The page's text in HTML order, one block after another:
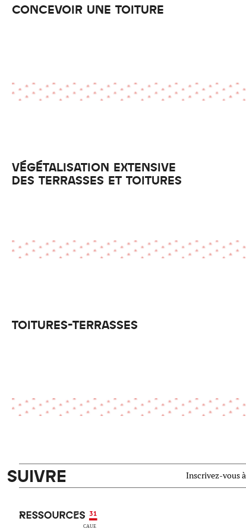
CONCEVOIR UNE TOITURE
VÉGÉTALISATION EXTENSIVE
DES TERRASSES ET TOITURES
TOITURES-TERRASSES
SUIVRE Inscrivez-vous
Ressources 31